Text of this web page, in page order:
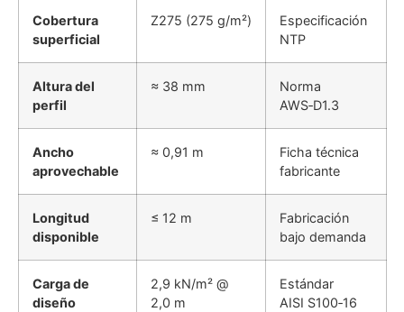
Cobertura
superficial
Z275 (275 g/m²)
Especificación
NTP
Altura del
perfil
≈ 38 mm
Norma
AWS‑D1.3
Ancho
aprovechable
≈ 0,91 m
Ficha técnica
fabricante
Longitud
disponible
≤ 12 m
Fabricación
bajo demanda
Carga de
diseño
2,9 kN/m² @
2,0 m
Estándar
AISI S100‑16